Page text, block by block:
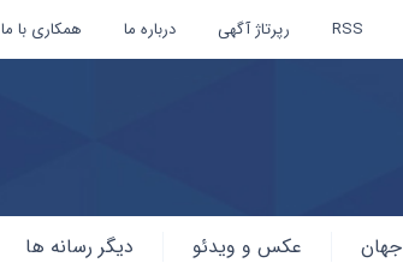
RSS رپرتاژ آگهی درباره ما همکاری با ما
جهان عکس و ویدئو دیگر رسانه ها